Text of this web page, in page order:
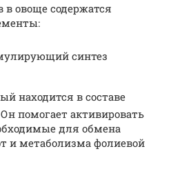
овоще содержатся
синтез
находится в составе
помогает активировать
для обмена
и метаболизма фолиевой